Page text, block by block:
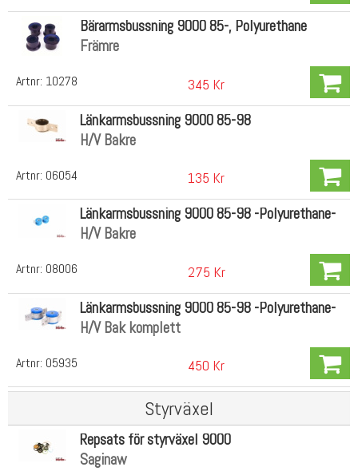
Artnr: 10278
Bärarmsbussning 9000 85-, Polyurethane
Främre
345 Kr
Artnr: 06054
Länkarmsbussning 9000 85-98
H/V Bakre
135 Kr
Artnr: 08006
Länkarmsbussning 9000 85-98 -Polyurethane-
H/V Bakre
275 Kr
Artnr: 05935
Länkarmsbussning 9000 85-98 -Polyurethane-
H/V Bak komplett
450 Kr
Styrväxel
Repsats för styrväxel 9000
Saginaw